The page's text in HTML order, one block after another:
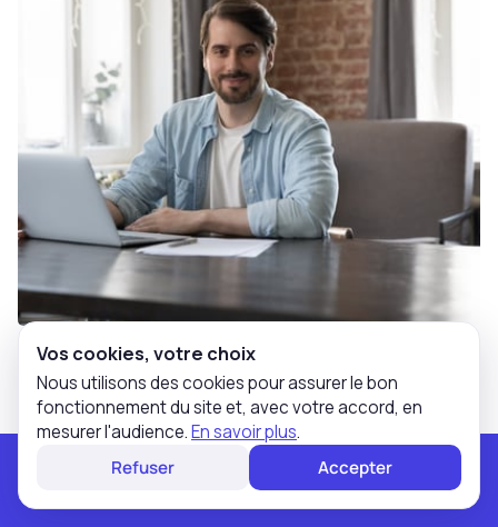
AGENT COMMERCIAL IMMOBILIER
Tout savoir sur l'agent commercial
immobilier autoentrepreneur
L’agent commercial immobilier auto-entrepreneur
bénéficie d’un statut simple à mettre en place et à...
Rendez-vous personnalisé et gratuit pour devenir
mandataire solution.immo
Vos cookies, votre choix
Nous utilisons des cookies pour assurer le bon
fonctionnement du site et, avec votre accord, en
mesurer l'audience.En savoir plus.
Refuser
Accepter